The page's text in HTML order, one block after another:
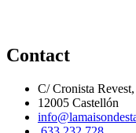
Contact
C/ Cronista
12005 Castellón